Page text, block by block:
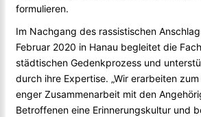
formulieren.
Im Nachgang des rassistischen
Februar 2020 in Hanau begleitet die
städtischen Gedenkprozess und
durch ihre Expertise. „Wir erarbeiten
enger Zusammenarbeit mit den
Betroffenen eine Erinnerungskultur und